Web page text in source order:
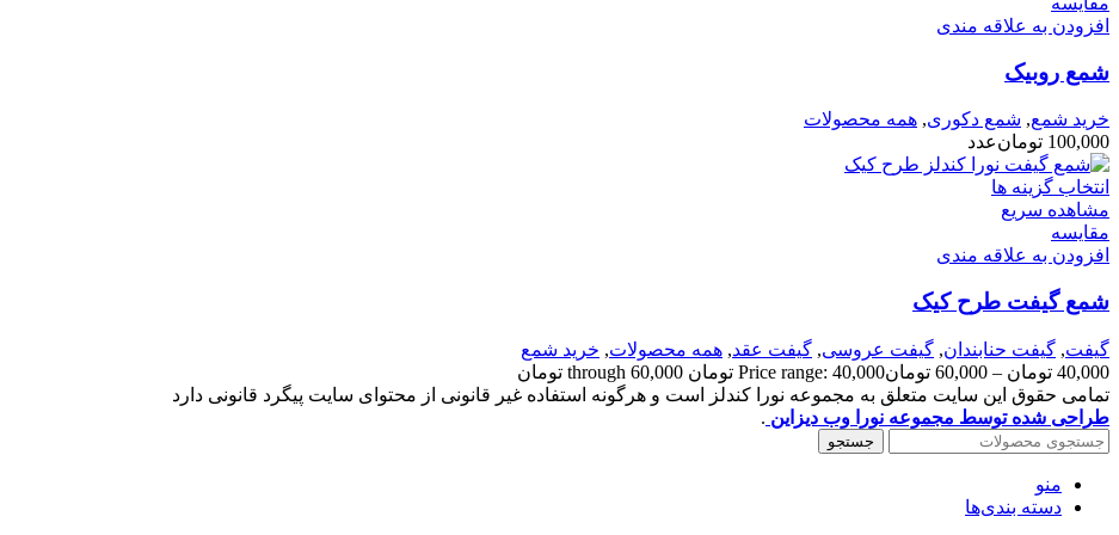
افزودن به علاقه مندی
شمع روبیک
خرید شمع, شمع دکوری, همه محصولات
100,000 تومانعدد
انتخاب گزینه ها
مشاهده سریع
مقایسه
افزودن به علاقه مندی
شمع گیفت طرح کیک
گیفت, گیفت حنابندان, گیفت عروسی, گیفت عقد, همه محصولات, خرید شمع
40,000 تومان –
60,000 تومانPrice range: 40,000 تومان through 60,000 تومان
تمامی حقوق این سایت متعلق به مجموعه نورا کندلز است و هرگونه استفاده غیر قانونی از محتوای سایت پیگرد قانونی دارد
طراحی شده توسط مجموعه نورا وب دیزاین .
جستجو
منو
دسته بندی‌ها